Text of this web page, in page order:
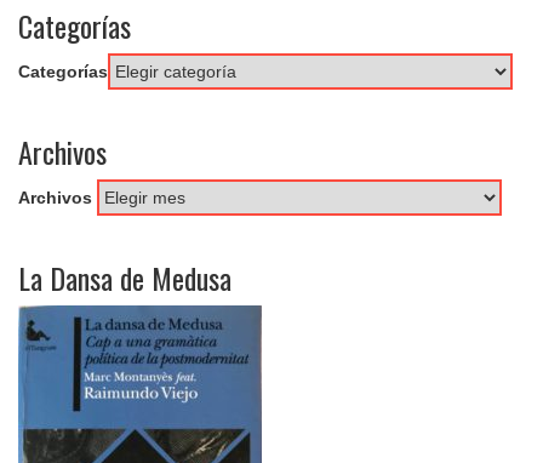
Categorías
Categorías
Archivos
Archivos
La Dansa de Medusa